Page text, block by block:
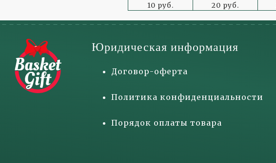
10 руб. 20 руб.
Юридическая информация
Договор-оферта
Политика конфиденциальности
Порядок оплаты товара